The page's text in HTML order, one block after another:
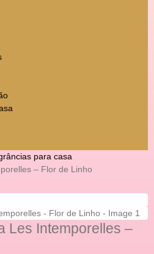
para casa
– Flor de Linho
Les Intemporelles –